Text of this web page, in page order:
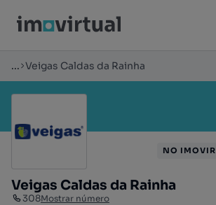
... Veigas Caldas da Rainha
Veigas Caldas da Rainha
308Mostrar número
NO